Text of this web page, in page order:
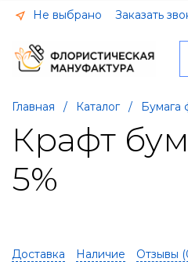
Не выбрано Заказать
Главная / Каталог / Бумага
Крафт
5%
Доставка Наличие Отзывы (